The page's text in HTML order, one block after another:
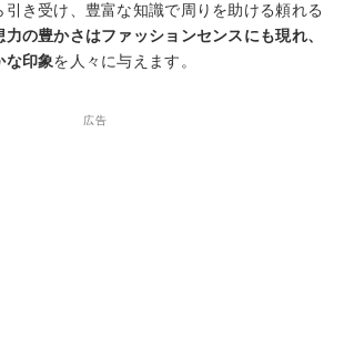
引き受け、豊富な知識で周りを助ける頼れる
力の豊かさはファッションセンスにも現れ、
な印象を人々に与えます。
広告